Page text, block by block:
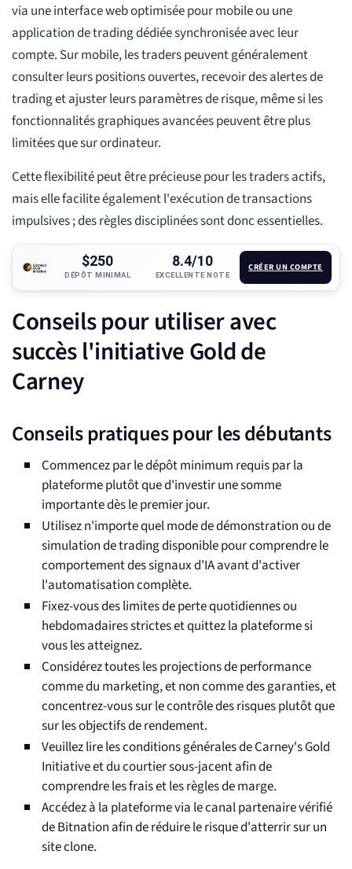
via une interface web optimisée pour mobile ou une
application de trading dédiée synchronisée avec leur
compte. Sur mobile, les traders peuvent généralement
consulter leurs positions ouvertes, recevoir des alertes de
trading et ajuster leurs paramètres de risque, même si les
fonctionnalités graphiques avancées peuvent être plus
limitées que sur ordinateur.
Cette flexibilité peut être précieuse pour les traders actifs,
mais elle facilite également l'exécution de transactions
impulsives ; des règles disciplinées sont donc essentielles.
$250
DÉPÔT MINIMAL
8.4/10
EXCELLENTE NOTE
CRÉER UN COMPTE
Conseils pour utiliser avec
succès l'initiative Gold de
Carney
Conseils pratiques pour les débutants
Commencez par le dépôt minimum requis par la
plateforme plutôt que d'investir une somme
importante dès le premier jour.
Utilisez n'importe quel mode de démonstration ou de
simulation de trading disponible pour comprendre le
comportement des signaux d'IA avant d'activer
l'automatisation complète.
Fixez-vous des limites de perte quotidiennes ou
hebdomadaires strictes et quittez la plateforme si
vous les atteignez.
Considérez toutes les projections de performance
comme du marketing, et non comme des garanties, et
concentrez-vous sur le contrôle des risques plutôt que
sur les objectifs de rendement.
Veuillez lire les conditions générales de Carney's Gold
Initiative et du courtier sous-jacent afin de
comprendre les frais et les règles de marge.
Accédez à la plateforme via le canal partenaire vérifié
de Bitnation afin de réduire le risque d'atterrir sur un
site clone.